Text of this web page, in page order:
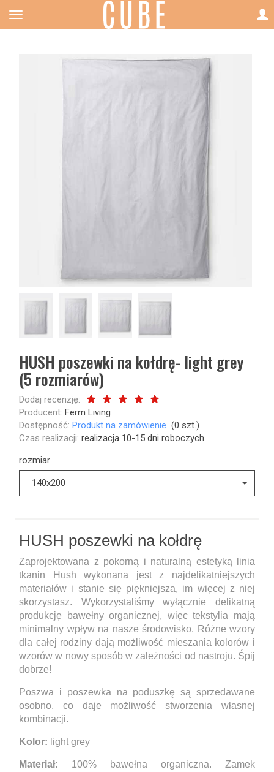
HUSH poszewki na kołdrę- light grey
(5 rozmiarów)
Dodaj recenzję:
Producent: Ferm Living
Dostępność: Produkt na zamówienie (0 szt.)
Czas realizacji: realizacja 10-15 dni roboczych
rozmiar
140x200
HUSH poszewki na kołdrę
Zaprojektowana z pokorną i naturalną estetyką linia
tkanin Hush wykonana jest z najdelikatniejszych
materiałów i stanie się piękniejsza, im więcej z niej
skorzystasz. Wykorzystaliśmy wyłącznie delikatną
produkcję bawełny organicznej, więc tekstylia mają
minimalny wpływ na nasze środowisko. Różne wzory
dla całej rodziny dają możliwość mieszania kolorów i
wzorów w nowy sposób w zależności od nastroju. Śpij
dobrze!
Poszwa i poszewka na poduszkę są sprzedawane
osobno, co daje możliwość stworzenia własnej
kombinacji.
Kolor: light grey
Materiał:
100% bawełna organiczna. Zamek